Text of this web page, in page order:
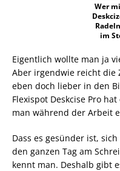
Wer
im
Eigentlich wollte man ja
Aber irgendwie reicht die
eben doch lieber in den
Flexispot Deskcise Pro
man während der Arbeit
Dass es gesünder ist,
den ganzen Tag am
kennt man. Deshalb gibt